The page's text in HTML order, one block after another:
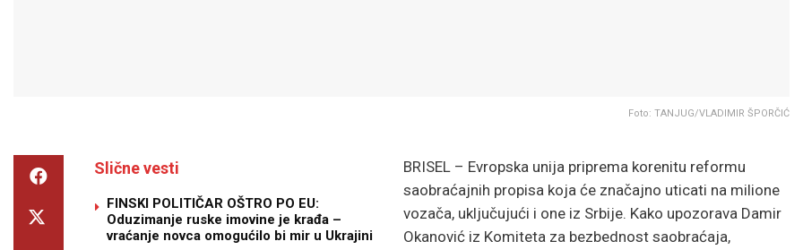
Foto: TANJUG/VLADIMIR ŠPORČIĆ
Slične vesti
FINSKI POLITIČAR OŠTRO PO EU:
Oduzimanje ruske imovine je krađa –
vraćanje novca omogućilo bi mir u Ukrajini
BRISEL – Evropska unija priprema korenitu reformu
saobraćajnih propisa koja će značajno uticati na milione
vozača, uključujući i one iz Srbije. Kako upozorava Damir
Okanović iz Komiteta za bezbednost saobraćaja,